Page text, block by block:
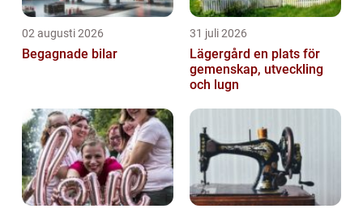
02 augusti 2026
Begagnade bilar
31 juli 2026
Lägergård en plats för
gemenskap, utveckling
och lugn